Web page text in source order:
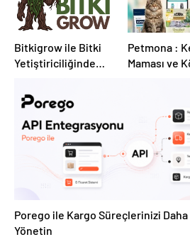
Bitkigrow ile Bitki
Yetiştiriciliğinde
Ürün Seçimi
Petmona :
Maması ve
Porego ile Kargo Süreçlerinizi
Yönetin